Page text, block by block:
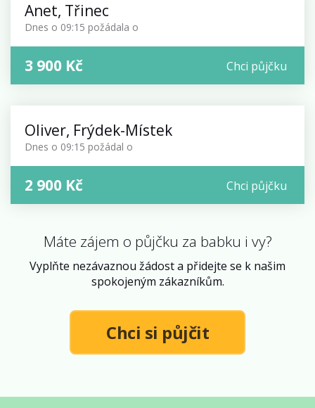
Anet, Třinec
Dnes o 09:15 požádala o
3 900 Kč Chci půjčku
Oliver, Frýdek-Místek
Dnes o 09:15 požádal o
2 900 Kč Chci půjčku
Máte zájem o půjčku za babku i vy?
Vyplňte nezávaznou žádost a přidejte se k našim
spokojeným zákazníkům.
Chci si půjčit